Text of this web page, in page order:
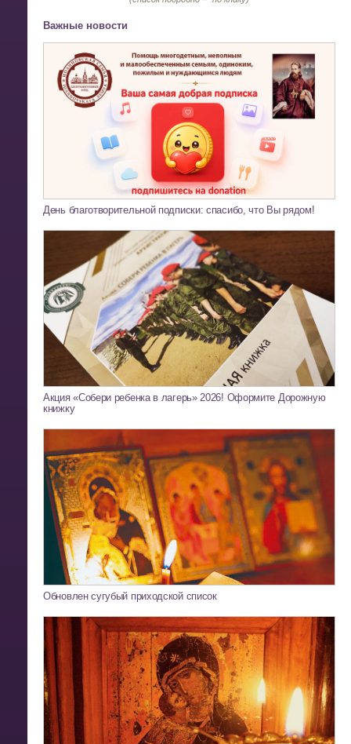
Важные новости
День благотворительной подписки: спасибо, что Вы рядом!
Акция «Собери ребенка в лагерь» 2026! Оформите Дорожную
книжку
Обновлен сугубый приходской список